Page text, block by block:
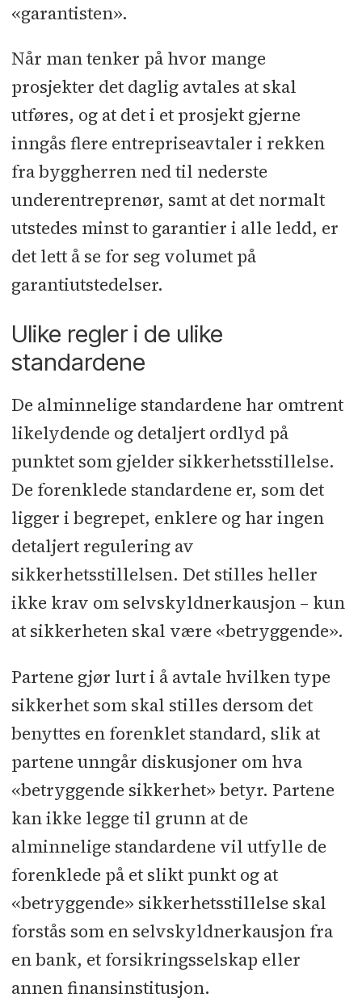
«garantisten».
Når man tenker på hvor mange
prosjekter det daglig avtales at skal
utføres, og at det i et prosjekt gjerne
inngås flere entrepriseavtaler i rekken
fra byggherren ned til nederste
underentreprenør, samt at det normalt
utstedes minst to garantier i alle ledd, er
det lett å se for seg volumet på
garantiutstedelser.
Ulike regler i de ulike
standardene
De alminnelige standardene har omtrent
likelydende og detaljert ordlyd på
punktet som gjelder sikkerhetsstillelse.
De forenklede standardene er, som det
ligger i begrepet, enklere og har ingen
detaljert regulering av
sikkerhetsstillelsen. Det stilles heller
ikke krav om selvskyldnerkausjon – kun
at sikkerheten skal være «betryggende».
Partene gjør lurt i å avtale hvilken type
sikkerhet som skal stilles dersom det
benyttes en forenklet standard, slik at
partene unngår diskusjoner om hva
«betryggende sikkerhet» betyr. Partene
kan ikke legge til grunn at de
alminnelige standardene vil utfylle de
forenklede på et slikt punkt og at
«betryggende» sikkerhetsstillelse skal
forstås som en selvskyldnerkausjon fra
en bank, et forsikringsselskap eller
annen finansinstitusjon.